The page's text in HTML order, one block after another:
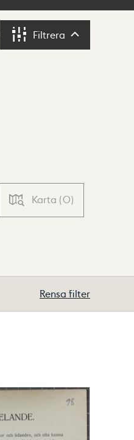
Filtrera Filtrera
Karta (0)
Rensa filter